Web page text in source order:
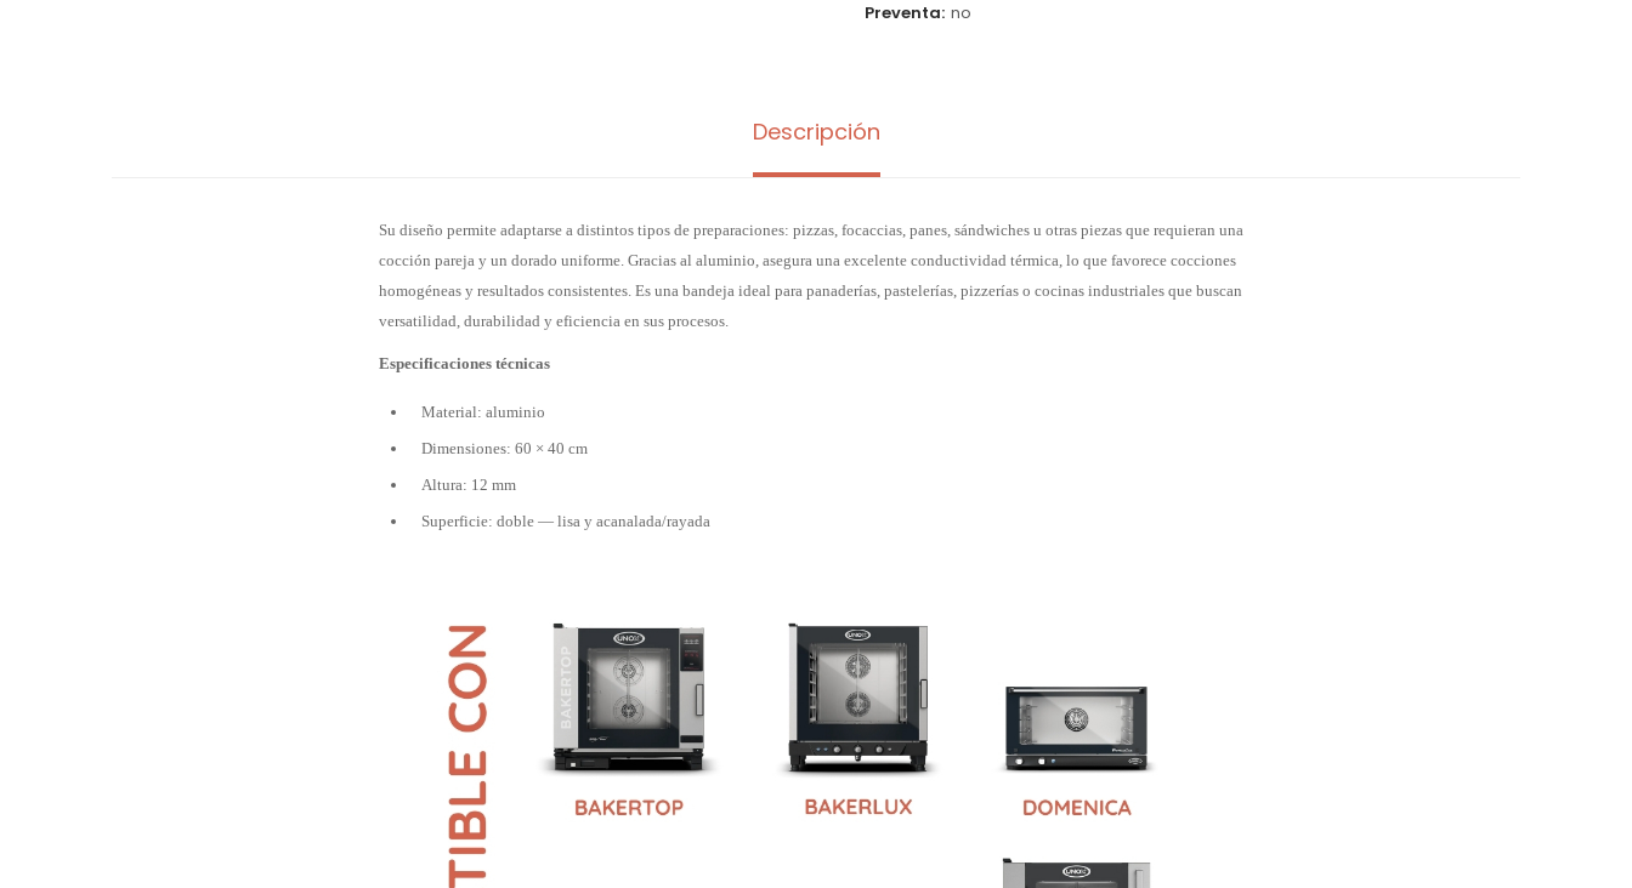
Preventa no
Descripción
Su diseño permite adaptarse a distintos tipos de preparaciones: pizzas, focaccias, panes, sándwiches u otras piezas que requieran una
cocción pareja y un dorado uniforme. Gracias al aluminio, asegura una excelente conductividad térmica, lo que favorece cocciones
homogéneas y resultados consistentes. Es una bandeja ideal para panaderías, pastelerías, pizzerías o cocinas industriales que buscan
versatilidad, durabilidad y eficiencia en sus procesos.
Especificaciones técnicas
Material: aluminio
Dimensiones: 60 × 40 cm
Altura: 12 mm
Superficie: doble — lisa y acanalada/rayada